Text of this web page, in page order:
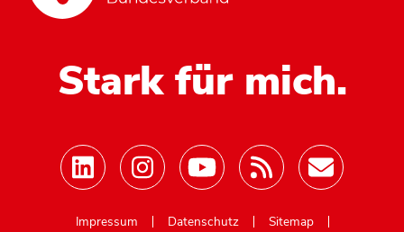
Stark für mich.
Impressum
Datenschutz
Sitemap